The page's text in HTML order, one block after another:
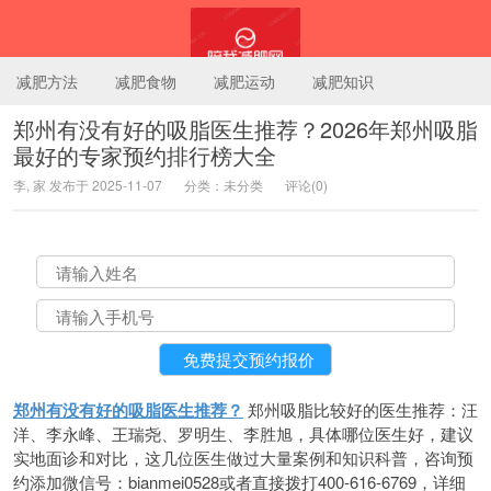
陪我减肥网
减肥方法 减肥食物 减肥运动 减肥知识
郑州有没有好的吸脂医生推荐？2026年郑州吸脂
最好的专家预约排行榜大全
李, 家 发布于 2025-11-07 分类：未分类 评论(0)
郑州有没有好的吸脂医生推荐？ 郑州吸脂比较好的医生推荐：汪
洋、李永峰、王瑞尧、罗明生、李胜旭，具体哪位医生好，建议
实地面诊和对比，这几位医生做过大量案例和知识科普，咨询预
约添加微信号：bianmei0528或者直接拨打400-616-6769，详细